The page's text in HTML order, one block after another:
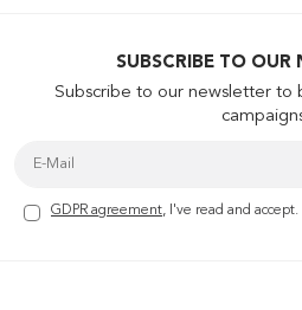
SUBSCRIBE TO OUR
Subscribe to our newsletter to
GDPR agreement, I've read and accept.